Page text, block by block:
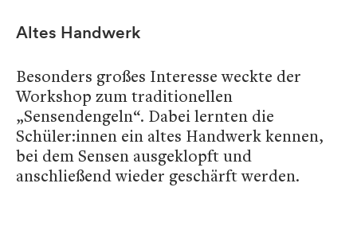
Altes Handwerk
Besonders großes Interesse weckte der
Workshop zum traditionellen
„Sensendengeln“. Dabei lernten die
Schüler:innen ein altes Handwerk kennen,
bei dem Sensen ausgeklopft und
anschließend wieder geschärft werden.